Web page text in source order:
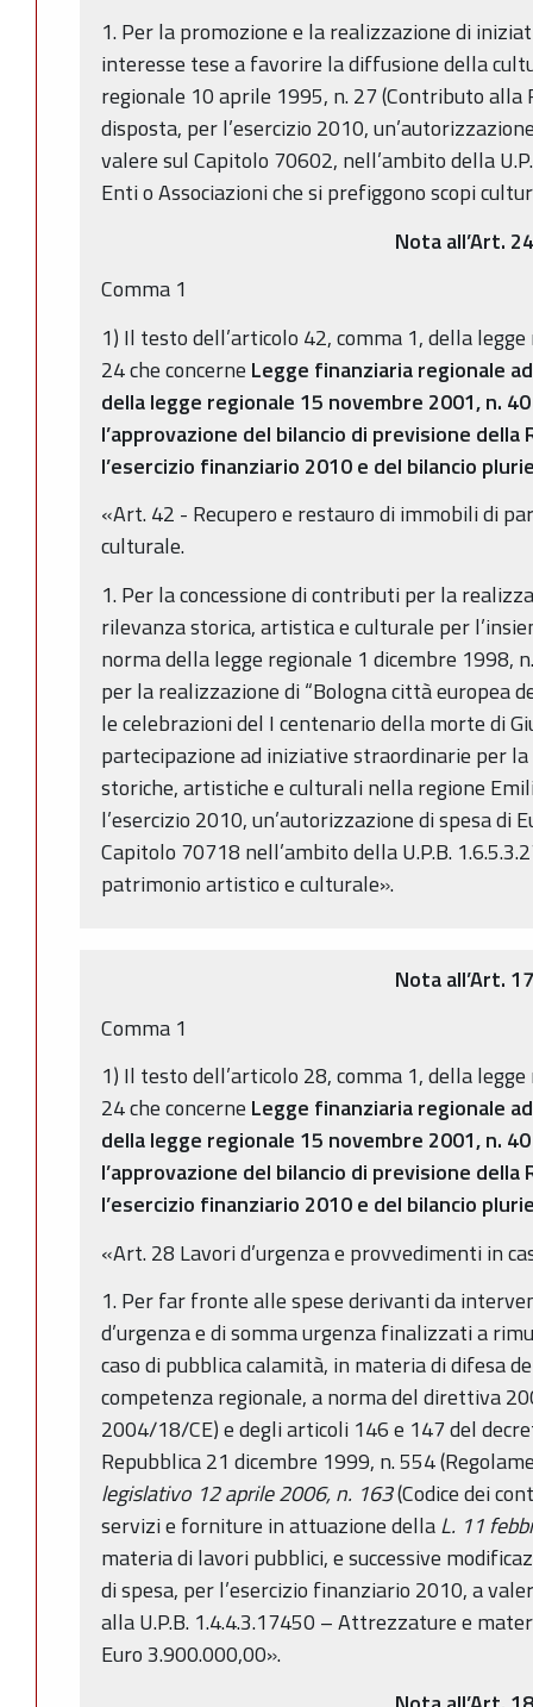
1. Per la promozione e la realizzazione di
interesse tese a favorire la diffusione della
regionale 10 aprile 1995, n. 27 (Contributo alla
disposta, per l’esercizio 2010,
valere sul Capitolo 70602, nell’ambito della
Enti o Associazioni che si prefiggono scopi
Nota all’Art. 24
Comma 1
1) Il testo dell’articolo 42, comma 1, della
24 che concerne Legge finanziaria regionale
della legge regionale 15 novembre 2001, n.
l’approvazione del bilancio di previsione della
l’esercizio finanziario 2010 e del bilancio
«Art. 42 - Recupero e restauro di immobili di
culturale.
1. Per la concessione di contributi per la
rilevanza storica, artistica e culturale per
norma della legge regionale 1 dicembre 1998,
per la realizzazione di “Bologna città europea
le celebrazioni del I centenario della morte di
partecipazione ad iniziative straordinarie per
storiche, artistiche e culturali nella regione
l’esercizio 2010, un’autorizzazione di spesa di
Capitolo 70718 nell’ambito della U.P.B.
patrimonio artistico e culturale».
Nota all’Art. 17
Comma 1
1) Il testo dell’articolo 28, comma 1, della
24 che concerne Legge finanziaria regionale
della legge regionale 15 novembre 2001, n.
l’approvazione del bilancio di previsione della
l’esercizio finanziario 2010 e del bilancio
«Art. 28 Lavori d’urgenza e provvedimenti in
1. Per far fronte alle spese derivanti da
d’urgenza e di somma urgenza finalizzati a
caso di pubblica calamità, in materia di difesa
competenza regionale, a norma del direttiva
2004/18/CE) e degli articoli 146 e 147 del
Repubblica 21 dicembre 1999, n. 554
legislativo 12 aprile 2006, n. 163(Codice dei
servizi e forniture in attuazione dellaL. 11
materia di lavori pubblici, e successive
di spesa, per l’esercizio finanziario 2010, a
alla U.P.B. 1.4.4.3.17450 – Attrezzature e
Euro 3.900.000,00».